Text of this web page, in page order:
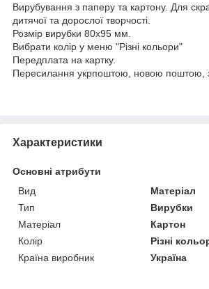
Вирубування з паперу та картону. Для
дитячої та дорослої творчості.
Розмір вирубки 80х95 мм.
Вибрати колір у меню "Різні кольори"
Передплата на картку.
Пересилання укрпоштою, новою поштою,
Характеристики
Основні атрибути
Вид
Матеріал
Тип
Вирубки
Матеріал
Картон
Колір
Різні
Країна виробник
Україна